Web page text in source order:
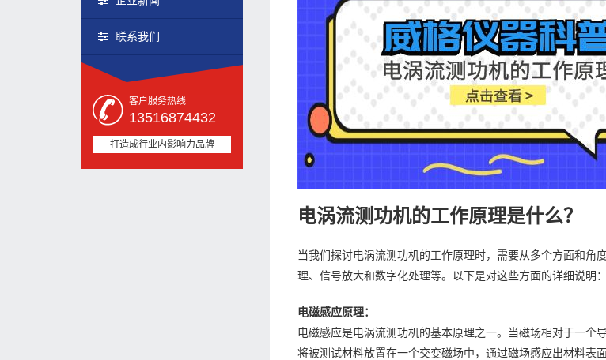
联系我们
客户服务热线
13516874432
打造成行业内影响力品牌
电涡流测功机的工作原理是什么？
当我们探讨电涡流测功机的工作原理时，需要从多个方面和
理、信号放大和数字化处理等。以下是对这些方面的详细说明：
电磁感应原理：
电磁感应是电涡流测功机的基本原理之一。当磁场相对于一个
将被测试材料放置在一个交变磁场中，通过磁场感应出材料表